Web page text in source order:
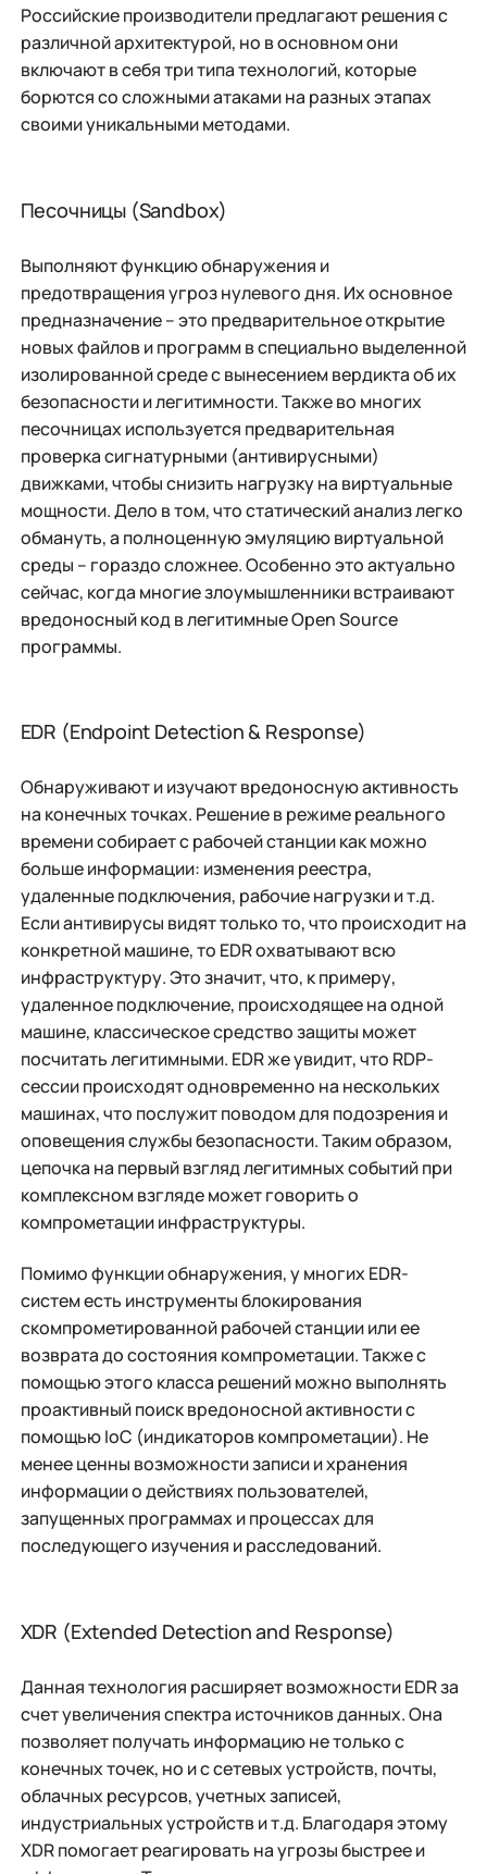
Российские производители предлагают решения с
различной архитектурой, но в основном они
включают в себя три типа технологий, которые
борются со сложными атаками на разных этапах
своими уникальными методами.
Песочницы (Sandbox)
Выполняют функцию обнаружения и
предотвращения угроз нулевого дня. Их основное
предназначение – это предварительное открытие
новых файлов и программ в специально выделенной
изолированной среде с вынесением вердикта об их
безопасности и легитимности. Также во многих
песочницах используется предварительная
проверка сигнатурными (антивирусными)
движками, чтобы снизить нагрузку на виртуальные
мощности. Дело в том, что статический анализ легко
обмануть, а полноценную эмуляцию виртуальной
среды – гораздо сложнее. Особенно это актуально
сейчас, когда многие злоумышленники встраивают
вредоносный код в легитимные Open Source
программы.
EDR (Endpoint Detection & Response)
Обнаруживают и изучают вредоносную активность
на конечных точках. Решение в режиме реального
времени собирает с рабочей станции как можно
больше информации: изменения реестра,
удаленные подключения, рабочие нагрузки и т.д.
Если антивирусы видят только то, что происходит на
конкретной машине, то EDR охватывают всю
инфраструктуру. Это значит, что, к примеру,
удаленное подключение, происходящее на одной
машине, классическое средство защиты может
посчитать легитимными. EDR же увидит, что RDP-
сессии происходят одновременно на нескольких
машинах, что послужит поводом для подозрения и
оповещения службы безопасности. Таким образом,
цепочка на первый взгляд легитимных событий при
комплексном взгляде может говорить о
компрометации инфраструктуры.
Помимо функции обнаружения, у многих EDR-
систем есть инструменты блокирования
скомпрометированной рабочей станции или ее
возврата до состояния компрометации. Также с
помощью этого класса решений можно выполнять
проактивный поиск вредоносной активности с
помощью IoC (индикаторов компрометации). Не
менее ценны возможности записи и хранения
информации о действиях пользователей,
запущенных программах и процессах для
последующего изучения и расследований.
XDR (Extended Detection and Response)
Данная технология расширяет возможности EDR за
счет увеличения спектра источников данных. Она
позволяет получать информацию не только с
конечных точек, но и с сетевых устройств, почты,
облачных ресурсов, учетных записей,
индустриальных устройств и т.д. Благодаря этому
XDR помогает реагировать на угрозы быстрее и